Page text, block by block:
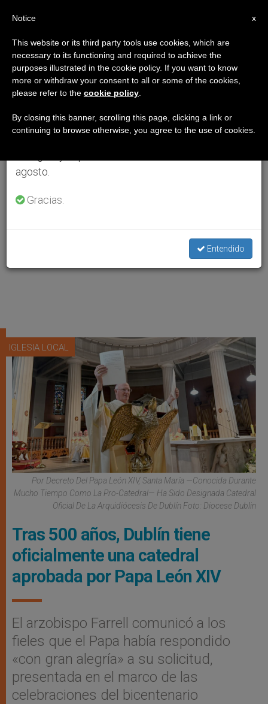
IGLESIA LOCAL
Por Decreto Del Papa León XIV, Santa María —conocida Durante
Mucho Tiempo Como La Pro-Catedral— Ha Sido Designada Catedral
Oficial De La Arquidiócesis De Dublín Foto: Diocese Dublin
Tras 500 años, Dublín tiene
oficialmente una catedral
aprobada por Papa León XIV
El arzobispo Farrell comunicó a los
fieles que el Papa había respondido
«con gran alegría» a su solicitud,
presentada en el marco de las
celebraciones del bicentenario
×
Aviso importante
Del 27 de julio al 7 de agosto haremos la pausa
anual, aprovechando que en el periodo de verano
se generan menos informaciones y también el
agosto.
Gracias.
Entendido
x
Notice
This website or its third party tools use cookies, which are
necessary to its functioning and required to achieve the
purposes illustrated in the cookie policy. If you want to know
more or withdraw your consent to all or some of the cookies,
please refer to the cookie policy
By closing this banner, scrolling this page, clicking a link or
continuing to browse otherwise, you agree to the use of cookies.